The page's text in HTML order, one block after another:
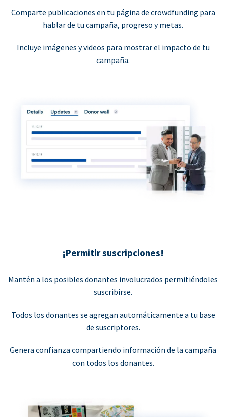
Comparte publicaciones en tu página de crowdfunding para
hablar de tu campaña, progreso y metas.
Incluye imágenes y videos para mostrar el impacto de tu
campaña.
¡Permitir suscripciones!
Mantén a los posibles donantes involucrados permitiéndoles
suscribirse.
Todos los donantes se agregan automáticamente a tu base
de suscriptores.
Genera confianza compartiendo información de la campaña
con todos los donantes.